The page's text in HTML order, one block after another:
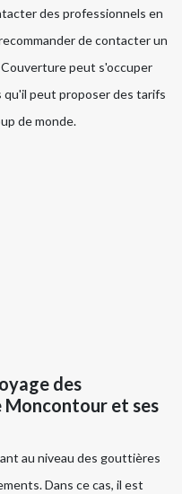
des professionnels en
de contacter un
peut s'occuper
qu'il peut proposer des tarifs
de monde.
des
Moncontour et ses
au niveau des gouttières
Dans ce cas, il est